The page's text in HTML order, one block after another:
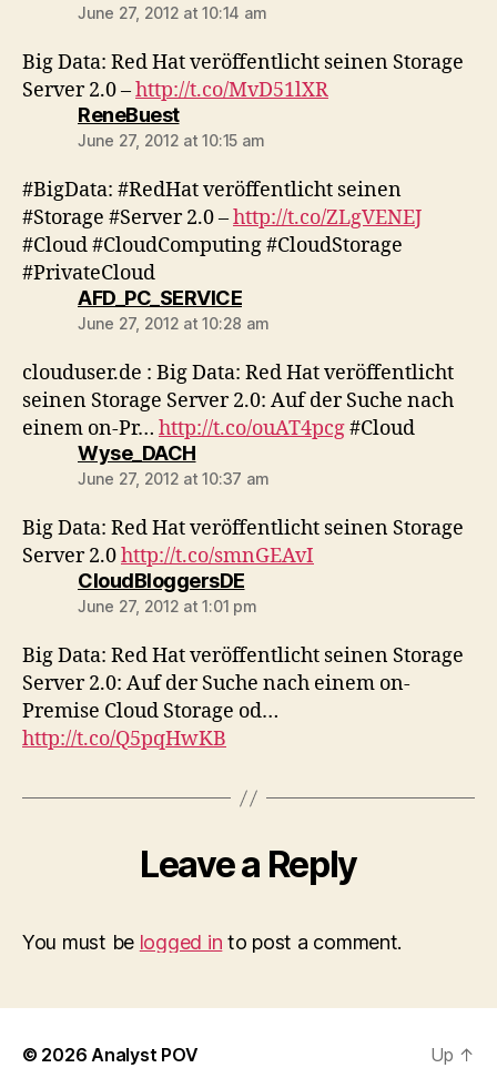
June 27, 2012 at 10:14 am
Big Data: Red Hat veröffentlicht seinen Storage
Server 2.0 –http://t.co/MvD51lXR
ReneBuestsays:
June 27, 2012 at 10:15 am
#BigData: #RedHat veröffentlicht seinen
#Storage #Server 2.0 –http://t.co/ZLgVENEJ
#Cloud #CloudComputing #CloudStorage
#PrivateCloud
AFD_PC_SERVICEsays:
June 27, 2012 at 10:28 am
clouduser.de : Big Data: Red Hat veröffentlicht
seinen Storage Server 2.0: Auf der Suche nach
einem on-Pr… http://t.co/ouAT4pcg#Cloud
Wyse_DACHsays:
June 27, 2012 at 10:37 am
Big Data: Red Hat veröffentlicht seinen Storage
Server 2.0http://t.co/smnGEAvI
CloudBloggersDEsays:
June 27, 2012 at 1:01 pm
Big Data: Red Hat veröffentlicht seinen Storage
Server 2.0: Auf der Suche nach einem on-
Premise Cloud Storage od…
http://t.co/Q5pqHwKB
Leave a Reply
You must be logged in to post a comment.
© 2026Analyst POV Up ↑